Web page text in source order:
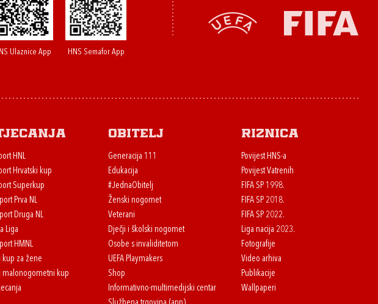
Ulaznice App HNS Semafor App
HNL
Hrvatski kup
Superkup
Prva NL
Druga NL
Liga
HMNL
kup za žene
malonogometni kup
Obitelj
Generacija 111
Edukacija
#JednaObitelj
Ženski nogomet
Veterani
Dječji i školski nogomet
Osobe s invaliditetom
UEFA Playmakers
Shop
Informativno-multimedijski centar
Riznica
Povijest HNS-a
Povijest Vatrenih
FIFA SP 1998.
FIFA SP 2018.
FIFA SP 2022.
Liga nacija 2023.
Fotografije
Video arhiva
Publikacije
Wallpaperi